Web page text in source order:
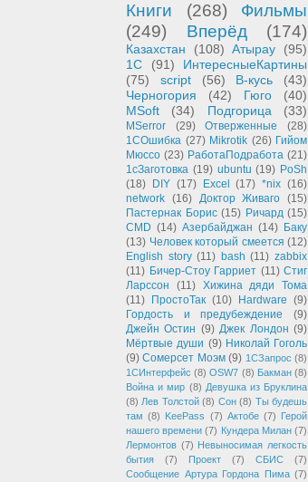
Книги (268)
Фильмы
(249)
Вперёд (174)
Казахстан (108) Атырау
(95)
1С
(91)
ИнтересныеКартины
(75)
script (56) В-кусь
(43)
Черногория
(42) Гюго
(40)
MSoft
(34) Подгорица (33)
MSerror (29) Отверженные
(28)
1СОшибка (27) Mikrotik (26) Гийом
Мюссо (23) РаботаПодработа (21)
1сЗаготовка (19) ubuntu (19) PoSh
(18)
DIY (17) Excel (17) *nix (16)
network (16) Доктор Живаго (15)
Пастернак Борис (15) Ричард (15)
CMD (14) Азербайджан (14) Баку
(13) Человек который смеется (12)
English story (11) bash (11) zabbix
(11) Бичер-Стоу Гарриет (11) Стиг
Ларссон
(11) Хижина дяди Тома
(11)
ПростоТак (10) Hardware (9)
Гордость и предубеждение
(9)
Джейн Остин (9) Джек Лондон (9)
Мёртвые души (9) Николай Гоголь
(9) Сомерсет Моэм (9) 1СЗапрос (8)
1СИнтерфейс (8) OSW7 (8) Бакман (8)
Война и мир (8) Девушка из Бруклина
(8) Лев Толстой (8) Сон (8) Ты будешь
там (8) KeePass (7) Актобе (7)
Герой
нашего времени (7) Кундера Милан (7)
Лермонтов (7) Невыносимая легкость
бытия
(7) Проект (7) СБИС
(7)
Сообщение Артура Гордона Пима (7)